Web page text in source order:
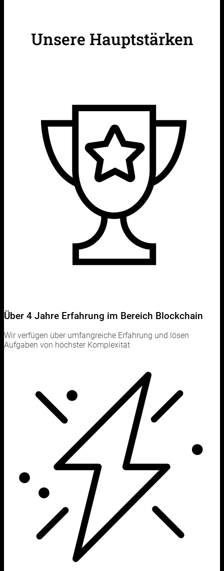
Unsere Hauptstärken
Über 4 Jahre Erfahrung im Bereich Blockchain
Wir verfügen über umfangreiche Erfahrung und lösen
Aufgaben von höchster Komplexität